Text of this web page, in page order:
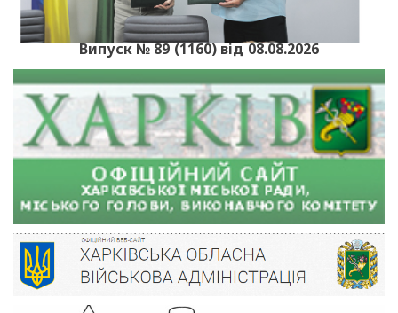
Випуск № 89 (1160) від 08.08.2026